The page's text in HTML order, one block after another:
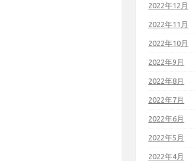
2022年12月
2022年11月
2022年10月
2022年9月
2022年8月
2022年7月
2022年6月
2022年5月
2022年4月